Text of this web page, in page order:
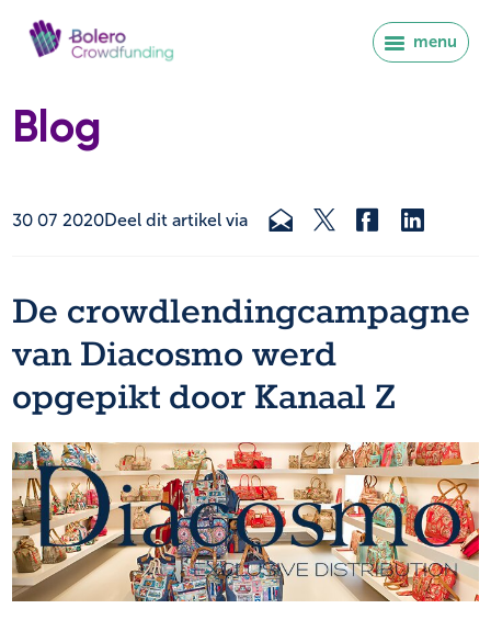
menu
Inloggen
NL FR
Blog
30 07 2020Deel dit artikel via
De crowdlendingcampagne
van Diacosmo werd
opgepikt door Kanaal Z